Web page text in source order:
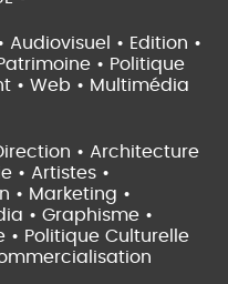
Audiovisuel • Edition •
• Politique
• Web • Multimédia
• Architecture
• Artistes •
• Marketing •
• Graphisme •
• Politique Culturelle